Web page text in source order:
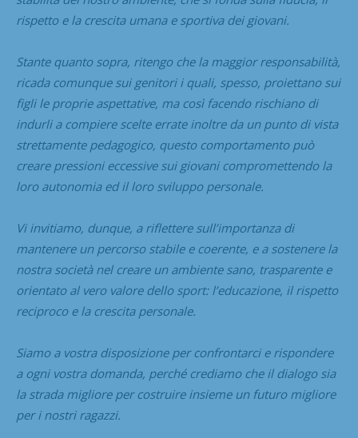
rispetto e la crescita umana e sportiva dei giovani.
Stante quanto sopra, ritengo che la maggior responsabilità,
ricada comunque sui genitori i quali, spesso, proiettano sui
figli le proprie aspettative, ma così facendo rischiano di
indurli a compiere scelte errate inoltre da un punto di vista
strettamente pedagogico, questo comportamento può
creare pressioni eccessive sui giovani compromettendo la
loro autonomia ed il loro sviluppo personale.
Vi invitiamo, dunque, a riflettere sull’importanza di
mantenere un percorso stabile e coerente, e a sostenere la
nostra società nel creare un ambiente sano, trasparente e
orientato al vero valore dello sport: l’educazione, il rispetto
reciproco e la crescita personale.
Siamo a vostra disposizione per confrontarci e rispondere
a ogni vostra domanda, perché crediamo che il dialogo sia
la strada migliore per costruire insieme un futuro migliore
per i nostri ragazzi.